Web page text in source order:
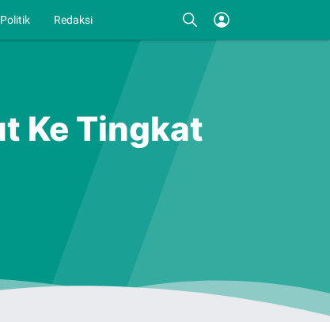
Politik Redaksi
Ke Tingkat